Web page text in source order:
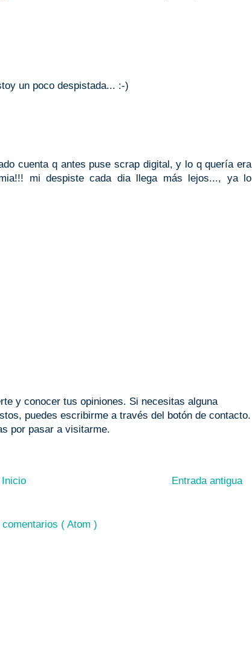
un poco despistada... :-)
cuenta q antes puse scrap digital, y lo q quería era
mi despiste cada dia llega más lejos..., ya lo
y conocer tus opiniones. Si necesitas alguna
puedes escribirme a través del botón de contacto.
por pasar a visitarme.
Entrada antigua
Inicio
comentarios ( Atom )